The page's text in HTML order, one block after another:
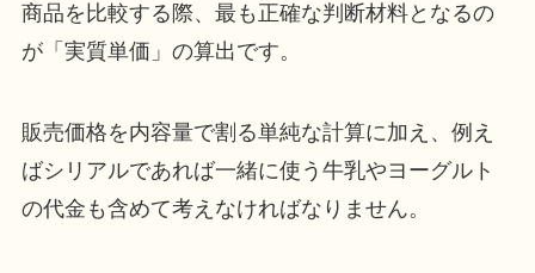
商品を比較する際、最も正確な判断材料となるの
が「実質単価」の算出です。
販売価格を内容量で割る単純な計算に加え、例え
ばシリアルであれば一緒に使う牛乳やヨーグルト
の代金も含めて考えなければなりません。